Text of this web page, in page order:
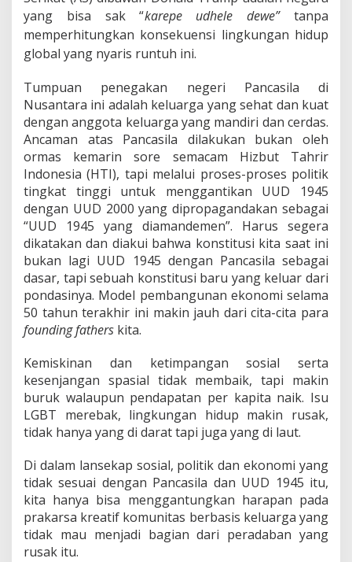
yang bisa sak “karepe udhele dewe”
tanpa
memperhitungkan konsekuensi lingkungan hidup
global yang nyaris runtuh ini.
Tumpuan penegakan negeri Pancasila di
Nusantara ini adalah keluarga yang sehat dan kuat
dengan anggota keluarga yang mandiri dan cerdas.
Ancaman atas Pancasila dilakukan bukan oleh
ormas kemarin sore semacam Hizbut Tahrir
Indonesia (HTI), tapi melalui proses-proses politik
tingkat tinggi untuk menggantikan UUD 1945
dengan UUD 2000 yang dipropagandakan sebagai
“UUD 1945 yang diamandemen”. Harus segera
dikatakan dan diakui bahwa konstitusi kita saat ini
bukan lagi UUD 1945 dengan Pancasila sebagai
dasar, tapi sebuah konstitusi baru yang keluar dari
pondasinya. Model pembangunan ekonomi selama
50 tahun terakhir ini makin jauh dari cita-cita para
founding fathers kita.
Kemiskinan dan ketimpangan sosial serta
kesenjangan spasial tidak membaik, tapi makin
buruk walaupun pendapatan per kapita naik. Isu
LGBT merebak, lingkungan hidup makin rusak,
tidak hanya yang di darat tapi juga yang di laut.
Di dalam lansekap sosial, politik dan ekonomi yang
tidak sesuai dengan Pancasila dan UUD 1945 itu,
kita hanya bisa menggantungkan harapan pada
prakarsa kreatif komunitas berbasis keluarga yang
tidak mau menjadi bagian dari peradaban yang
rusak itu.